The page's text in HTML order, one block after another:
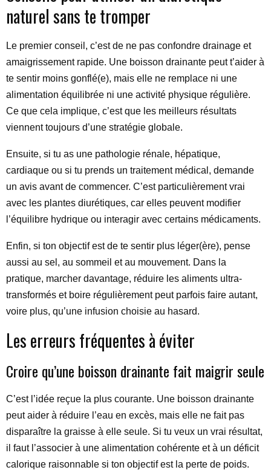
naturel sans te tromper
Le premier conseil, c’est de ne pas confondre drainage et
amaigrissement rapide. Une boisson drainante peut t’aider à
te sentir moins gonflé(e), mais elle ne remplace ni une
alimentation équilibrée ni une activité physique régulière.
Ce que cela implique, c’est que les meilleurs résultats
viennent toujours d’une stratégie globale.
Ensuite, si tu as une pathologie rénale, hépatique,
cardiaque ou si tu prends un traitement médical, demande
un avis avant de commencer. C’est particulièrement vrai
avec les plantes diurétiques, car elles peuvent modifier
l’équilibre hydrique ou interagir avec certains médicaments.
Enfin, si ton objectif est de te sentir plus léger(ère), pense
aussi au sel, au sommeil et au mouvement. Dans la
pratique, marcher davantage, réduire les aliments ultra-
transformés et boire régulièrement peut parfois faire autant,
voire plus, qu’une infusion choisie au hasard.
Les erreurs fréquentes à éviter
Croire qu’une boisson drainante fait maigrir seule
C’est l’idée reçue la plus courante. Une boisson drainante
peut aider à réduire l’eau en excès, mais elle ne fait pas
disparaître la graisse à elle seule. Si tu veux un vrai résultat,
il faut l’associer à une alimentation cohérente et à un déficit
calorique raisonnable si ton objectif est la perte de poids.